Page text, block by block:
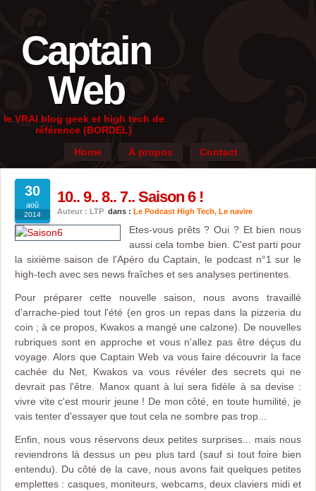
Captain
Web
le VRAI blog geek et high tech de
référence (BORDEL)
Home
À propos Contact
30
aoû
2014
10.. 9.. 8.. 7.. Saison 6 !
Auteur : LTP dans : Le Podcast High Tech, Le navire
Etes-vous prêts ? Oui ? Et bien nous
aussi cela tombe bien. C'est parti pour
la sixième saison de l'Apéro du Captain, le podcast n°1 sur le
high-tech avec ses news fraîches et ses analyses pertinentes.
Pour préparer cette nouvelle saison, nous avons travaillé
d'arrache-pied tout l'été (en gros un repas dans la pizzeria du
coin ; à ce propos, Kwakos a mangé une calzone). De nouvelles
rubriques sont en approche et vous n'allez pas être déçus du
voyage. Alors que Captain Web va vous faire découvrir la face
cachée du Net, Kwakos va vous révéler des secrets qui ne
devrait pas l'être. Manox quant à lui sera fidèle à sa devise :
vivre vite c'est mourir jeune ! De mon côté, en toute humilité, je
vais tenter d'essayer que tout cela ne sombre pas trop...
Enfin, nous vous réservons deux petites surprises... mais nous
reviendrons là dessus un peu plus tard (sauf si tout foire bien
entendu). Du côté de la cave, nous avons fait quelques petites
emplettes : casques, moniteurs, webcams, deux claviers midi et